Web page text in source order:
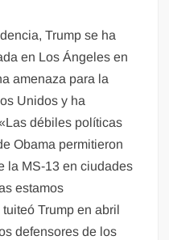
Trump se ha
en Los Ángeles en
amenaza para la
Unidos y ha
débiles políticas
Obama permitieron
la MS-13 en ciudades
estamos
Trump en abril
defensores de los